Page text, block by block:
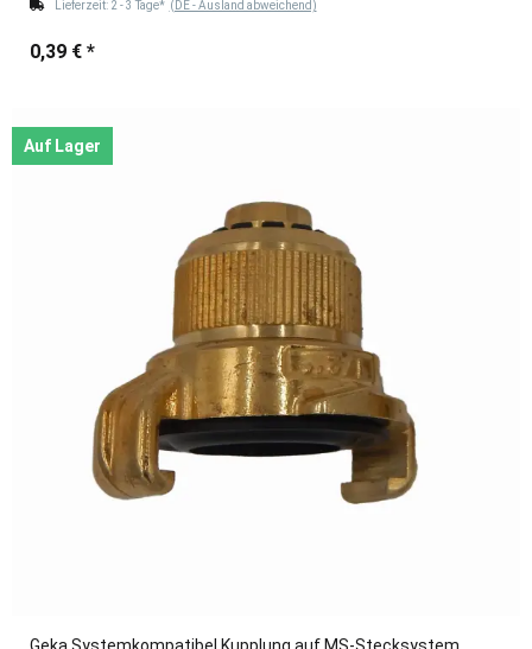
Lieferzeit: 2 - 3 Tage* (DE - Ausland abweichend)
0,39 € *
Auf Lager